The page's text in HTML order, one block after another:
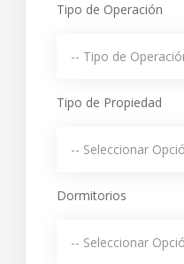
Tipo de Operación
Tipo de Propiedad
Dormitorios